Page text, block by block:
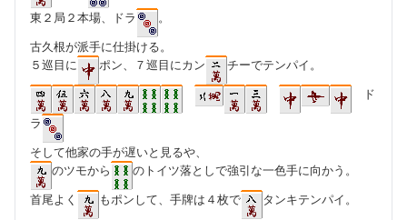
東２局２本場、ドラ
。
古久根が派手に仕掛ける。
５巡目に
ポン、７巡目にカン
チーでテンパイ。
ド
ラ
そして他家の手が遅いと見るや、
のツモから
のトイツ落としで強引な一色手に向かう。
首尾よく
もポンして、手牌は４枚で
タンキテンパイ。